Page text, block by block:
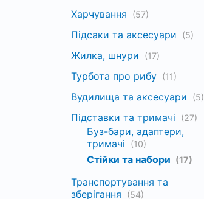
Харчування (57)
Підсаки та аксесуари (5)
Жилка, шнури (17)
Турбота про рибу (11)
Вудилища та аксесуари (5)
Підставки та тримачі (27)
Буз-бари, адаптери,
тримачі
(10)
Стійки та набори (17)
Транспортування та
зберігання
(54)